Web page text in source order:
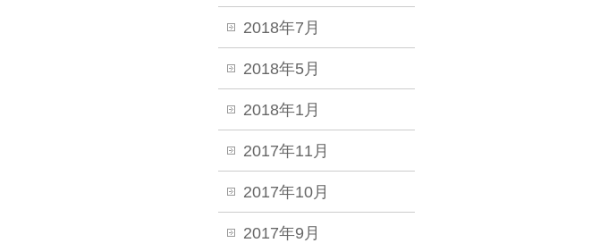
2018年7月
2018年5月
2018年1月
2017年11月
2017年10月
2017年9月